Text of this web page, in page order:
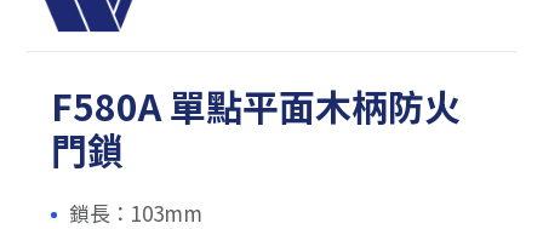
F580A 單點平面木柄防火
門鎖
鎖長：103mm